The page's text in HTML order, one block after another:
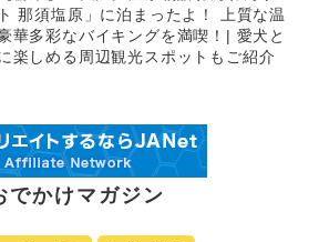
那須塩原」に泊まったよ！ 上質な温
華多彩なバイキングを満喫！| 愛犬と
楽しめる周辺観光スポットもご紹介
でかけマガジン